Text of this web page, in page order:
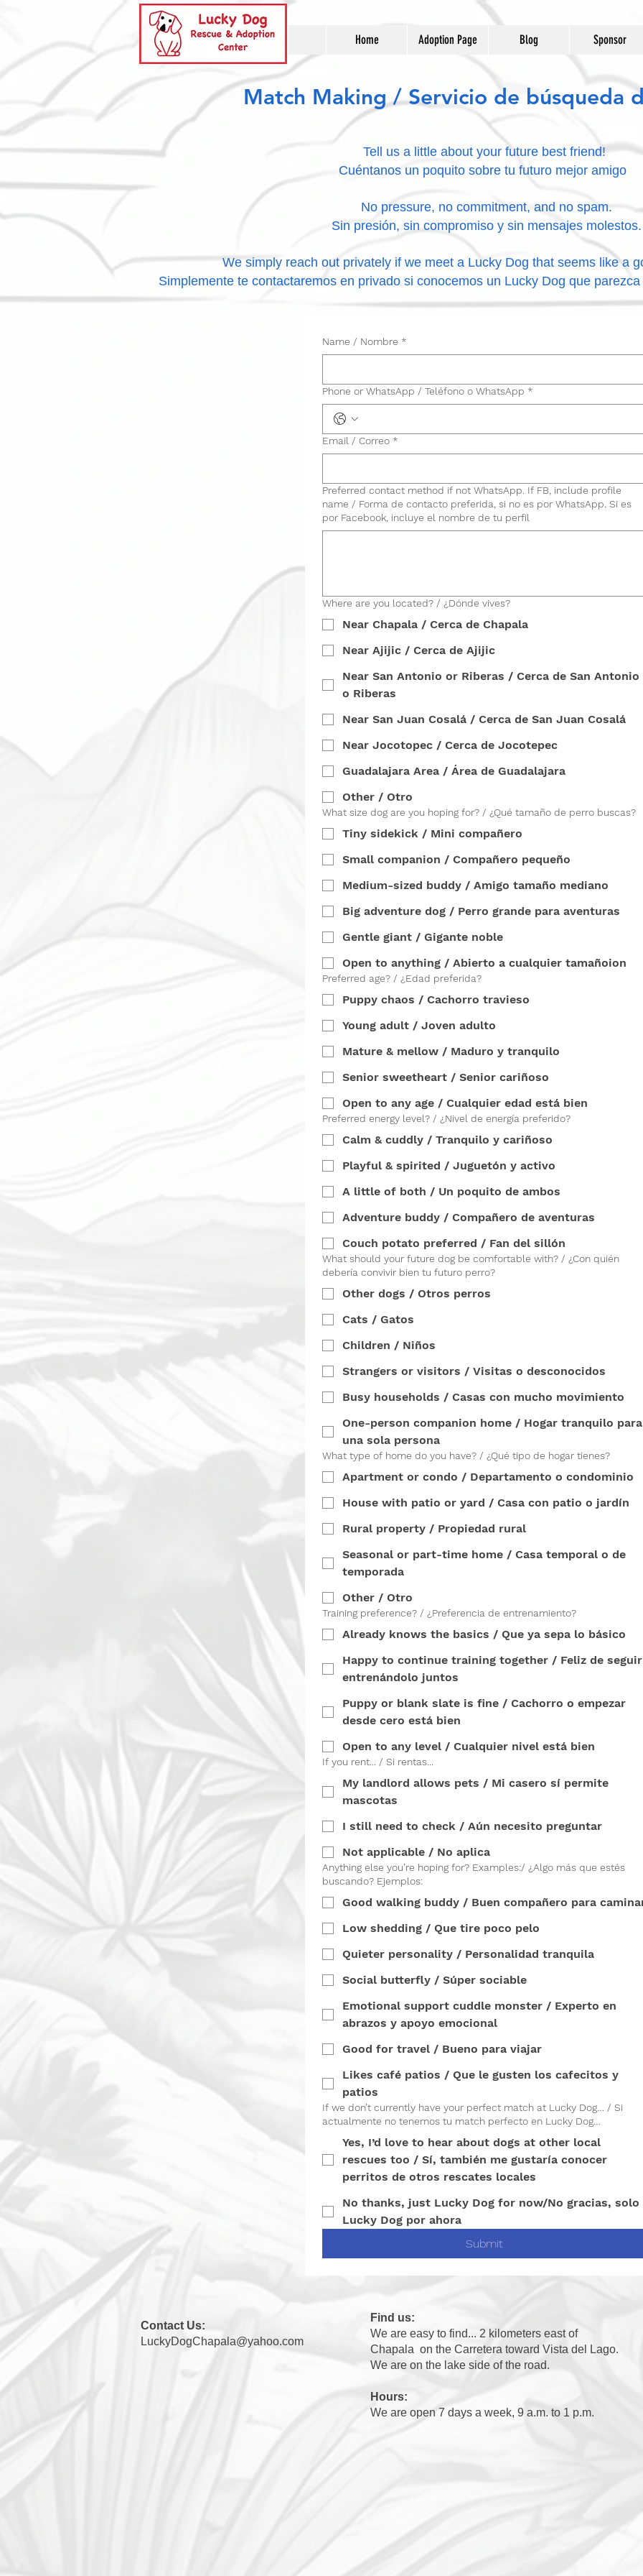
Home Adoption Page Blog Sponsor
Match Making / Servicio de búsqueda
Tell us a little about your future best friend!
Cuéntanos un poquito sobre tu futuro mejor amigo
No pressure, no commitment, and no spam.
Sin presión, sin compromiso y sin mensajes molestos.
We simply reach out privately if we meet a Lucky Dog that seems like a
Simplemente te contactaremos en privado si conocemos un Lucky Dog que
Name / Nombre *
Phone or WhatsApp / Teléfono o WhatsApp *
Email / Correo *
Preferred contact method if not WhatsApp. If FB, include profile
name / Forma de contacto preferida, si no es por WhatsApp. Si es
por Facebook, incluye el nombre de tu perfil
Where are you located? / ¿Dónde vives?
Near Chapala / Cerca de Chapala
Near Ajijic / Cerca de Ajijic
Near San Antonio or Riberas / Cerca de San Antonio
o Riberas
Near San Juan Cosalá / Cerca de San Juan Cosalá
Near Jocotopec / Cerca de Jocotepec
Guadalajara Area / Área de Guadalajara
Other / Otro
What size dog are you hoping for? / ¿Qué tamaño de perro buscas?
Tiny sidekick / Mini compañero
Small companion / Compañero pequeño
Medium-sized buddy / Amigo tamaño mediano
Big adventure dog / Perro grande para aventuras
Gentle giant / Gigante noble
Open to anything / Abierto a cualquier tamañoion
Preferred age? / ¿Edad preferida?
Puppy chaos / Cachorro travieso
Young adult / Joven adulto
Mature & mellow / Maduro y tranquilo
Senior sweetheart / Senior cariñoso
Open to any age / Cualquier edad está bien
Preferred energy level? / ¿Nivel de energía preferido?
Calm & cuddly / Tranquilo y cariñoso
Playful & spirited / Juguetón y activo
A little of both / Un poquito de ambos
Adventure buddy / Compañero de aventuras
Couch potato preferred / Fan del sillón
What should your future dog be comfortable with? / ¿Con quién
debería convivir bien tu futuro perro?
Other dogs / Otros perros
Cats / Gatos
Children / Niños
Strangers or visitors / Visitas o desconocidos
Busy households / Casas con mucho movimiento
One-person companion home / Hogar tranquilo para
una sola persona
What type of home do you have? / ¿Qué tipo de hogar tienes?
Apartment or condo / Departamento o condominio
House with patio or yard / Casa con patio o jardín
Rural property / Propiedad rural
Seasonal or part-time home / Casa temporal o de
temporada
Other / Otro
Training preference? / ¿Preferencia de entrenamiento?
Already knows the basics / Que ya sepa lo básico
Happy to continue training together / Feliz de seguir
entrenándolo juntos
Puppy or blank slate is fine / Cachorro o empezar
desde cero está bien
Open to any level / Cualquier nivel está bien
If you rent... / Si rentas...
My landlord allows pets / Mi casero sí permite
mascotas
I still need to check / Aún necesito preguntar
Not applicable / No aplica
Anything else you’re hoping for? Examples:/ ¿Algo más que estés
buscando? Ejemplos:
Good walking buddy / Buen compañero para
Low shedding / Que tire poco pelo
Quieter personality / Personalidad tranquila
Social butterfly / Súper sociable
Emotional support cuddle monster / Experto en
abrazos y apoyo emocional
Good for travel / Bueno para viajar
Likes café patios / Que le gusten los cafecitos y
patios
If we don’t currently have your perfect match at Lucky Dog… / Si
actualmente no tenemos tu match perfecto en Lucky Dog…
Yes, I’d love to hear about dogs at other local
rescues too / Sí, también me gustaría conocer
perritos de otros rescates locales
No thanks, just Lucky Dog for now/No gracias, solo
Lucky Dog por ahora
Submit
Contact Us:
LuckyDogChapala@yahoo.com
Find us:
We are easy to find... 2 kilometers east of
Chapala on the Carretera toward Vista del Lago.
We are on the lake side of the road.
Hours:
We are open 7 days a week, 9 a.m. to 1 p.m.